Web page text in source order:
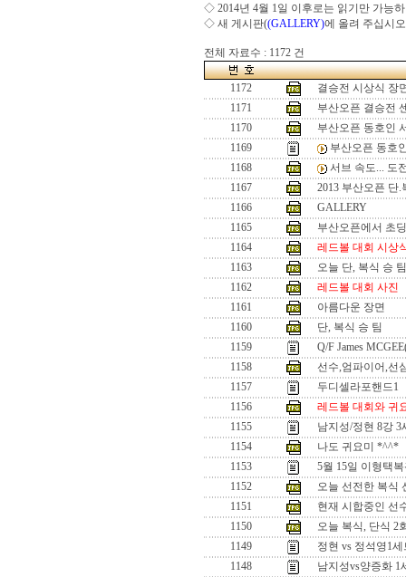
◇ 2014년 4월 1일 이후로는 읽기만 가능
◇ 새 게시판((GALLERY)에 올려 주십시오
전체 자료수 : 1172 건
1172
결승전 시상식 장
1171
부산오픈 결승전
1170
부산오픈 동호인
1169
부산오픈 동호
1168
서브 속도... 도
1167
2013 부산오픈 단
1166
GALLERY
1165
부산오픈에서 초
1164
레드볼 대회 시상
1163
오늘 단, 복식 승 팀
1162
레드볼 대회 사진
1161
아름다운 장면
1160
단, 복식 승 팀
1159
Q/F James
1158
선수,엄파이어,선
1157
두디셀라포핸드1
1156
레드볼 대회와 귀
1155
남지성/정현 8강 3
1154
나도 귀요미 *^^*
1153
5월 15일 이형택
1152
오늘 선전한 복식
1151
현재 시합중인 선
1150
오늘 복식, 단식 2
1149
정현 vs 정석영1
1148
남지성vs양증화 1